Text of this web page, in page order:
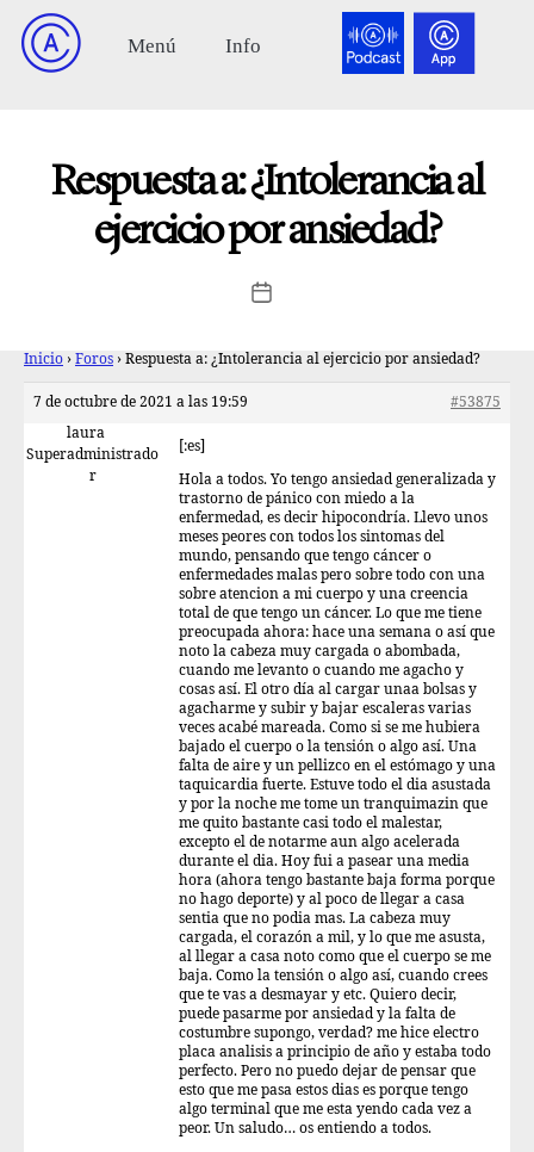
Respuesta a: ¿Intolerancia al
ejercicio por ansiedad?
Inicio › Foros › Respuesta a: ¿Intolerancia al ejercicio por ansiedad?
7 de octubre de 2021 a las 19:59
#53875
laura
Superadministrado
r
[:es]
Hola a todos. Yo tengo ansiedad generalizada y
trastorno de pánico con miedo a la
enfermedad, es decir hipocondría. Llevo unos
meses peores con todos los sintomas del
mundo, pensando que tengo cáncer o
enfermedades malas pero sobre todo con una
sobre atencion a mi cuerpo y una creencia
total de que tengo un cáncer. Lo que me tiene
preocupada ahora: hace una semana o así que
noto la cabeza muy cargada o abombada,
cuando me levanto o cuando me agacho y
cosas así. El otro día al cargar unaa bolsas y
agacharme y subir y bajar escaleras varias
veces acabé mareada. Como si se me hubiera
bajado el cuerpo o la tensión o algo así. Una
falta de aire y un pellizco en el estómago y una
taquicardia fuerte. Estuve todo el dia asustada
y por la noche me tome un tranquimazin que
me quito bastante casi todo el malestar,
excepto el de notarme aun algo acelerada
durante el dia. Hoy fui a pasear una media
hora (ahora tengo bastante baja forma porque
no hago deporte) y al poco de llegar a casa
sentia que no podia mas. La cabeza muy
cargada, el corazón a mil, y lo que me asusta,
al llegar a casa noto como que el cuerpo se me
baja. Como la tensión o algo así, cuando crees
que te vas a desmayar y etc. Quiero decir,
puede pasarme por ansiedad y la falta de
costumbre supongo, verdad? me hice electro
placa analisis a principio de año y estaba todo
perfecto. Pero no puedo dejar de pensar que
esto que me pasa estos dias es porque tengo
algo terminal que me esta yendo cada vez a
peor. Un saludo… os entiendo a todos.